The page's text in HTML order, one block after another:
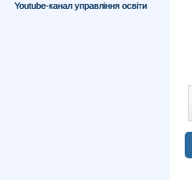
Youtube-канал управління освіти